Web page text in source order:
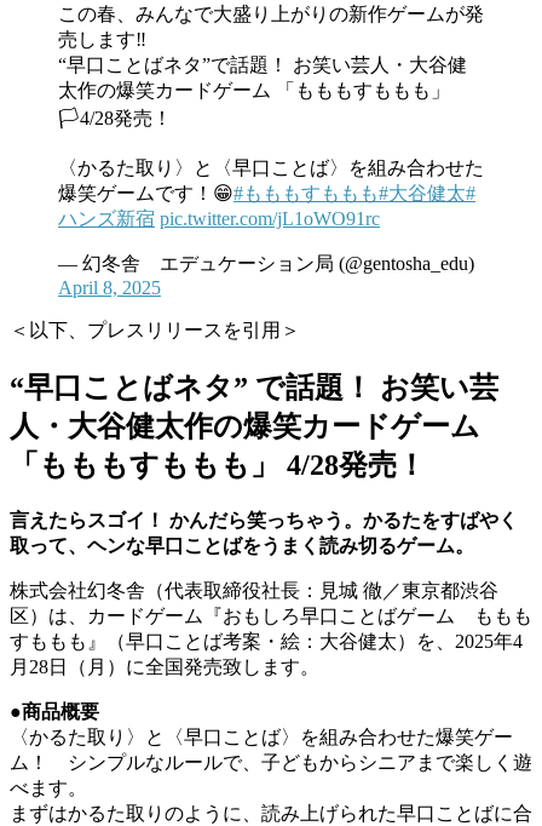
この春、みんなで大盛り上がりの新作ゲームが発
売します‼️
“早口ことばネタ”で話題！ お笑い芸人・大谷健
太作の爆笑カードゲーム 「もももすももも」
🏳️4/28発売！
〈かるた取り〉と〈早口ことば〉を組み合わせた
爆笑ゲームです！😁#もももすももも#大谷健太#
ハンズ新宿 pic.twitter.com/jL1oWO91rc
— 幻冬舎 エデュケーション局 (@gentosha_edu)
April 8, 2025
＜以下、プレスリリースを引用＞
“早口ことばネタ” で話題！ お笑い芸
人・大谷健太作の爆笑カードゲーム
「もももすももも」 4/28発売！
言えたらスゴイ！ かんだら笑っちゃう。かるたをすばやく
取って、ヘンな早口ことばをうまく読み切るゲーム。
株式会社幻冬舎（代表取締役社長：見城 徹／東京都渋谷
区）は、カードゲーム『おもしろ早口ことばゲーム ももも
すももも』（早口ことば考案・絵：大谷健太）を、2025年4
月28日（月）に全国発売致します。
●商品概要
〈かるた取り〉と〈早口ことば〉を組み合わせた爆笑ゲー
ム！ シンプルなルールで、子どもからシニアまで楽しく遊
べます。
まずはかるた取りのように、読み上げられた早口ことばに合